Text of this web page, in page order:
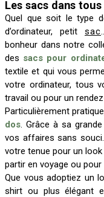
Les sacs dans
Quel que soit le type
d’ordinateur, petit sac
bonheur dans notre
des sacs pour
textile et qui vous
votre ordinateur, tous
travail ou pour un
Particulièrement
dos. Grâce à sa
vos affaires sans
votre tenue pour un
partir en voyage ou pour
Que vous adoptiez un
shirt ou plus élégant